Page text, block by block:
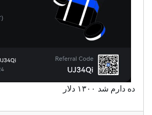
ده دارم شد ۱۳۰۰ دلار